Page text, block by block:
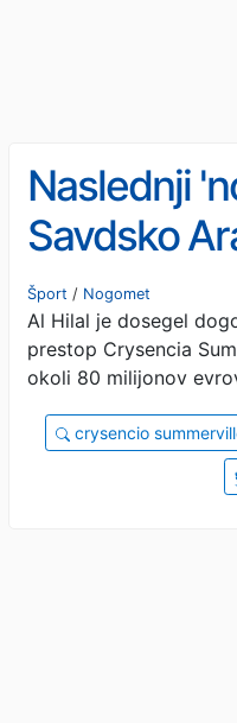
Naslednji
Savdsko
za
80
Šport / Nogomet
Al Hilal je dosegel
prestop Crysencia
okoli 80 milijonov
crysencio